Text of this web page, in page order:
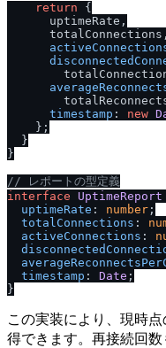
return {
      uptimeRate,
      totalConnections,
timestamp : new
    };
  }
}
// レポートの型定義
interface
UptimeReport
uptimeRate : number ;
totalConnections :
activeConnections :
timestamp : Date ;
この実装により、現時
得できます。再接続回